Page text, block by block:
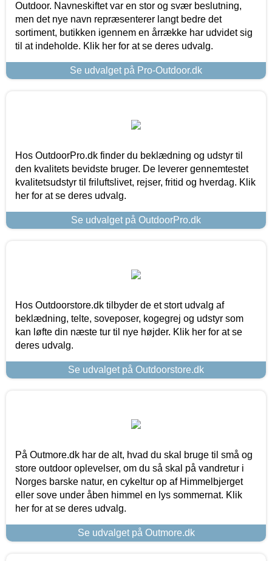
Outdoor. Navneskiftet var en stor og svær beslutning,
men det nye navn repræsenterer langt bedre det
sortiment, butikken igennem en årrække har udvidet sig
til at indeholde. Klik her for at se deres udvalg.
Se udvalget på Pro-Outdoor.dk
Hos OutdoorPro.dk finder du beklædning og udstyr til
den kvalitets bevidste bruger. De leverer gennemtestet
kvalitetsudstyr til friluftslivet, rejser, fritid og hverdag. Klik
her for at se deres udvalg.
Se udvalget på OutdoorPro.dk
Hos Outdoorstore.dk tilbyder de et stort udvalg af
beklædning, telte, soveposer, kogegrej og udstyr som
kan løfte din næste tur til nye højder. Klik her for at se
deres udvalg.
Se udvalget på Outdoorstore.dk
På Outmore.dk har de alt, hvad du skal bruge til små og
store outdoor oplevelser, om du så skal på vandretur i
Norges barske natur, en cykeltur op af Himmelbjerget
eller sove under åben himmel en lys sommernat. Klik
her for at se deres udvalg.
Se udvalget på Outmore.dk